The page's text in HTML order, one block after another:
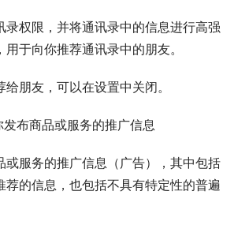
录权限，并将通讯录中的信息进行高强
于向你推荐通讯录中的朋友。
朋友，可以在设置中关闭。
布商品或服务的推广信息
或服务的推广信息（广告），其中包括
荐的信息，也包括不具有特定性的普遍